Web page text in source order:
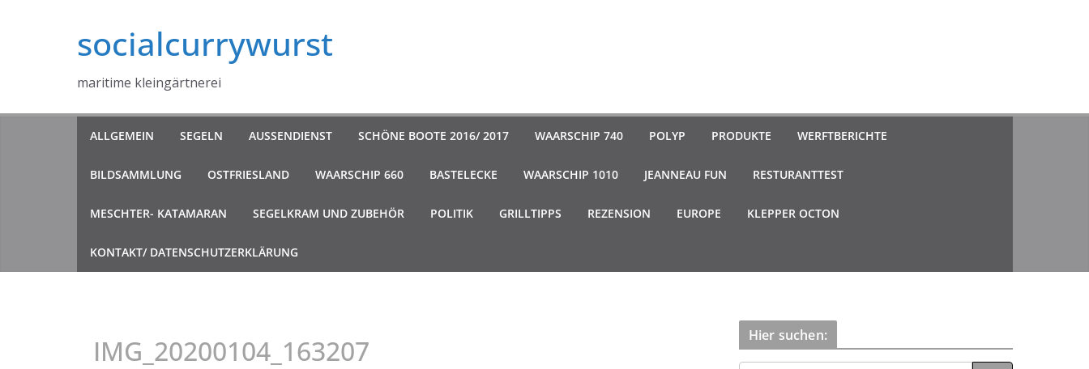
socialcurrywurst
maritime kleingärtnerei
ALLGEMEIN SEGELN AUSSENDIENST SCHÖNE BOOTE 2016/ 2017 WAARSCHIP 740 POLYP PRODUKTE WERFTBERICHTE
BILDSAMMLUNG OSTFRIESLAND WAARSCHIP 660 BASTELECKE WAARSCHIP 1010 JEANNEAU FUN RESTURANTTEST
MESCHTER- KATAMARAN SEGELKRAM UND ZUBEHÖR POLITIK GRILLTIPPS REZENSION EUROPE KLEPPER OCTON
KONTAKT/ DATENSCHUTZERKLÄRUNG
IMG_20200104_163207 Hier suchen: